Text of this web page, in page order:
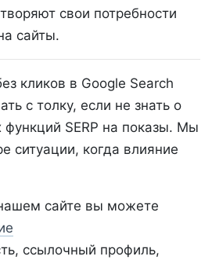
свои потребности
сайты.
кликов в Google Search
с толку, если не знать о
функций SERP на показы. Мы
ситуации, когда влияние
сайте вы можете
ссылочный профиль,